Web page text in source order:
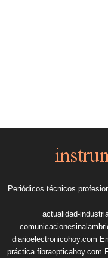
Periódicos técnicos
actualidad-
diarioelectronicohoy.com
práctica fibraopticahoy.com